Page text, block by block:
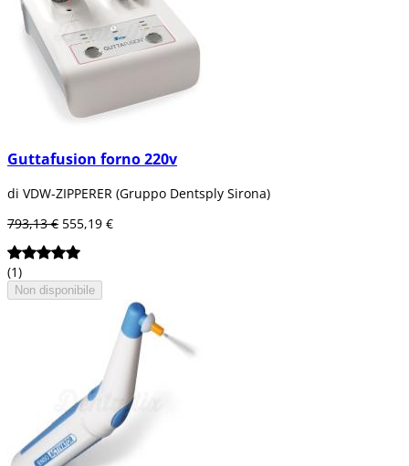
Guttafusion forno 220v
di VDW-ZIPPERER (Gruppo Dentsply Sirona)
793,13 € 555,19 €
(1)
Non disponibile